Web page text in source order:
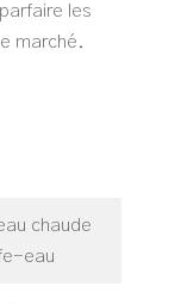
les
marché.
chaude
eau